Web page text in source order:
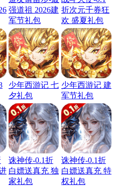
强道祖 2026建
军节礼包
折次元千券狂
欢 盛夏礼包
少年西游记 七
夕礼包
少年西游记 建
军节礼包
诛神传-0.1折
白嫖送真充 独
家礼包
诛神传-0.1折
白嫖送真充 特
权礼包